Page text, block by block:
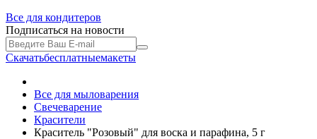
Все для кондитеров
Подписаться на новости
Скачатьбесплатныемакеты
Все для мыловарения
Свечеварение
Красители
Краситель "Розовый" для воска и парафина, 5 г